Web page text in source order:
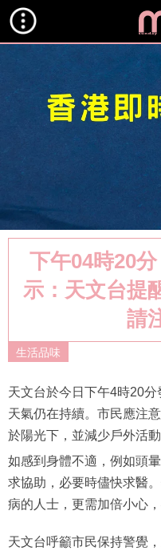
下午04時20
示：天文台提
請
生活品味
天文台於今日下午4時20
天氣仍在持續。市民應注
於陽光下，並減少戶外活
如感到身體不適，例如頭
求協助，必要時儘快求醫
病的人士，更需加倍小心，
天文台呼籲市民保持警覺